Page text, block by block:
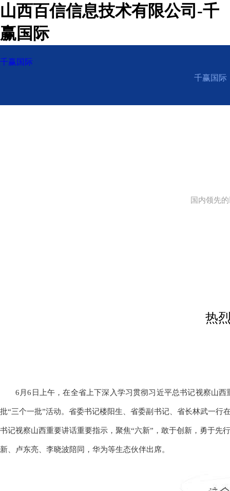
山西百信信息技术有限公司-千
赢国际
千赢国际
千赢国际
国内领先
热
6月6日上午，在全省上下深入学习贯彻习近平总书记视察山
批“三个一批”活动。省委书记楼阳生、省委副书记、省长林武一
书记视察山西重要讲话重要指示，聚焦“六新”，敢于创新，勇于
新、卢东亮、李晓波陪同，华为等生态伙伴出席。